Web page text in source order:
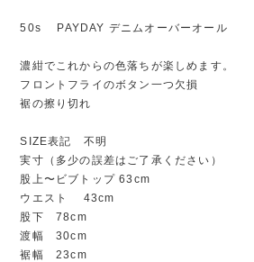
50s PAYDAY デニムオーバーオール
濃紺でこれからの色落ちが楽しめます。
フロントフライのボタン一つ欠損
裾の擦り切れ
SIZE表記 不明
実寸（多少の誤差はご了承ください）
股上〜ビブトップ 63cm
ウエスト 43cm
股下 78cm
渡幅 30cm
裾幅 23cm